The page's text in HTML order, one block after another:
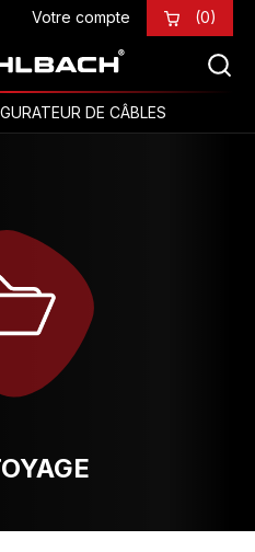
Votre compte (0)
DE CÂBLES